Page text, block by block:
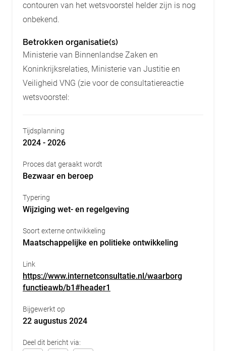
contouren van het wetsvoorstel helder zijn is nog
onbekend.
Betrokken organisatie(s)
Ministerie van Binnenlandse Zaken en
Koninkrijksrelaties, Ministerie van Justitie en
Veiligheid VNG (zie voor de consultatiereactie
wetsvoorstel:
Tijdsplanning
2024 - 2026
Proces dat geraakt wordt
Bezwaar en beroep
Typering
Wijziging wet- en regelgeving
Soort externe ontwikkeling
Maatschappelijke en politieke ontwikkeling
Link
https://www.internetconsultatie.nl/waarborg
functieawb/b1#header1
Bijgewerkt op
22 augustus 2024
Deel dit bericht via: